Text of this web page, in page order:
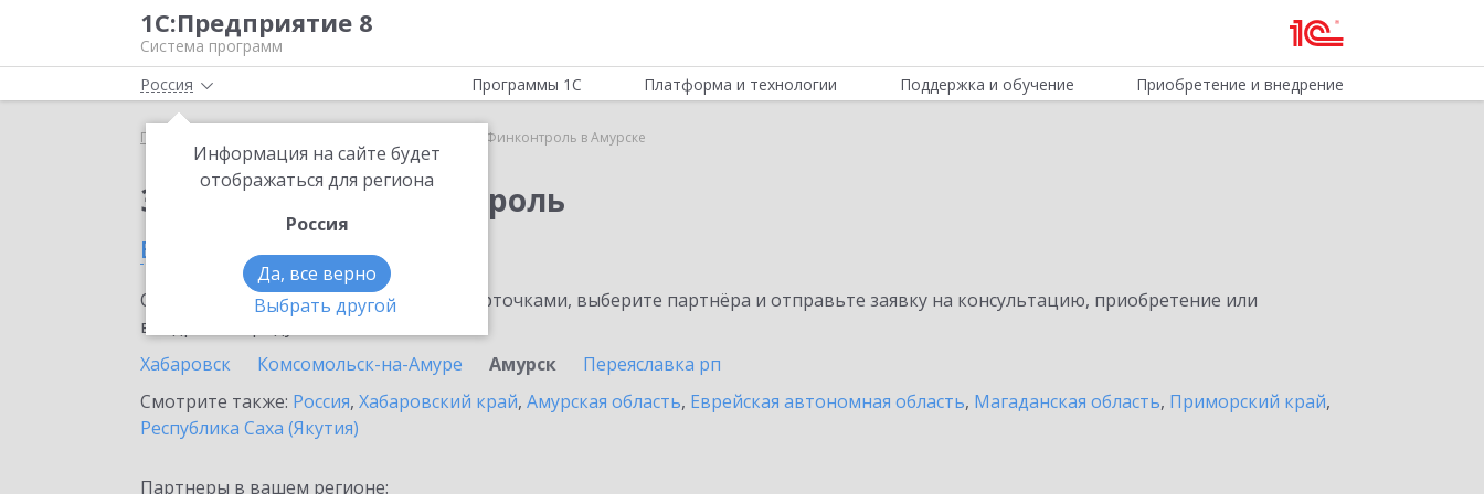
1С:Предприятие 8
Система программ
Россия
Информация на сайте будет
отображаться для региона
Россия
Да, все верно
Выбрать другой
Программы 1С Платформа и технологии Поддержка и обучение Приобретение и внедрение
Главная 1С-Финконтроль в Амурске
Заказать 1С-Финконтроль
в Амурске
Ознакомьтесь с информационными карточками, выберите партнёра и отправьте заявку на консультацию, приобретение или
внедрение продукта.
Хабаровск
Комсомольск-на-Амуре Амурск
Переяславка рп
Смотрите также: Россия, Хабаровский край, Амурская область, Еврейская автономная область, Магаданская область, Приморский край,
Республика Саха (Якутия)
Партнеры в вашем регионе: